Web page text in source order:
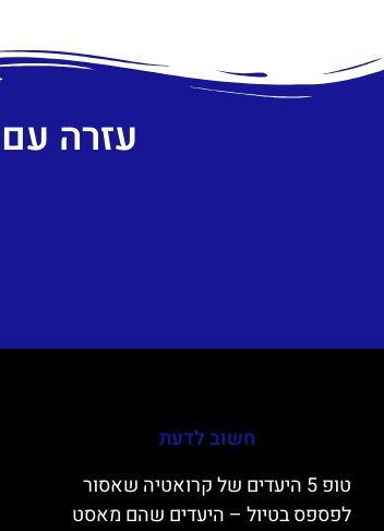
עזרה
חשוב לדעת
טופ 5 היעדים של קרואטיה שאסור
לפספס בטיול – היעדים שהם מאסט